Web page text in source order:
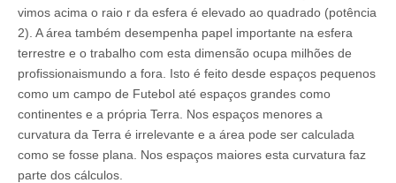
vimos acima o raio r da esfera é elevado ao quadrado (potência
2). A área também desempenha papel importante na esfera
terrestre e o trabalho com esta dimensão ocupa milhões de
profissionaismundo a fora. Isto é feito desde espaços pequenos
como um campo de Futebol até espaços grandes como
continentes e a própria Terra. Nos espaços menores a
curvatura da Terra é irrelevante e a área pode ser calculada
como se fosse plana. Nos espaços maiores esta curvatura faz
parte dos cálculos.